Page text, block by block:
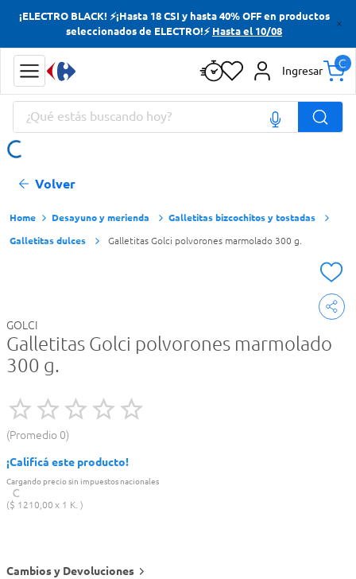
¡ELECTRO BLACK! ⚡¡Hasta 18 CSI y hasta 40% OFF en productos
seleccionados de ELECTRO!⚡ Hasta el 10/08
Ingresar
¿Qué estás buscando hoy?
Volver
Desayuno y merienda
Galletitas bizcochitos y tostadas
Galletitas dulces
Galletitas Golci polvorones marmolado 300 g.
GOLCI
Galletitas Golci polvorones marmolado
300 g.
Promedio 0
¡Calificá este producto!
Cargando precio sin impuestos nacionales
$ 1210,00 1 K.
Cambios y Devoluciones
Términos más buscados
Yerba
Cerveza
Doves
Términos más buscados
Yerba
Cerveza
Doves
Papas Fritas